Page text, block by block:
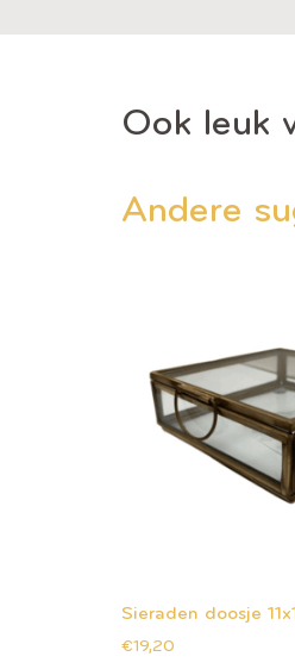
Ook leuk
Andere
Sieraden doosje
€19,20